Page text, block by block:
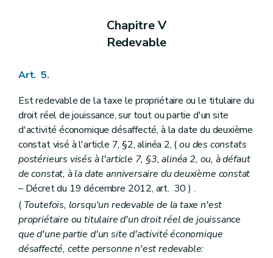
Chapitre V
Redevable
Art. 5.
Est redevable de la taxe le propriétaire ou le titulaire du
droit réel de jouissance, sur tout ou partie d'un site
d'activité économique désaffecté, à la date du deuxième
constat visé à l'article 7, §2, alinéa 2, (ou des constats
postérieurs visés à l'article 7, §3, alinéa 2, ou, à défaut
de constat, à la date anniversaire du deuxième constat
– Décret du 19 décembre 2012, art. 30 ) .
( Toutefois, lorsqu'un redevable de la taxe n'est
propriétaire ou titulaire d'un droit réel de jouissance
que d'une partie d'un site d'activité économique
désaffecté, cette personne n'est redevable: